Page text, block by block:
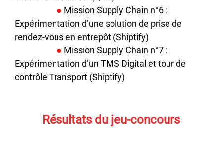
● Mission Supply Chain n°6 :
Expérimentation d’une solution de prise de
rendez-vous en entrepôt (Shiptify)
● Mission Supply Chain n°7 :
Expérimentation d’un TMS Digital et tour de
contrôle Transport (Shiptify)
Résultats du jeu-concours